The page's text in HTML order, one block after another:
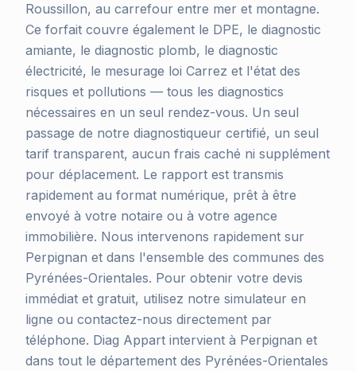
Roussillon, au carrefour entre mer et montagne.
Ce forfait couvre également le DPE, le diagnostic
amiante, le diagnostic plomb, le diagnostic
électricité, le mesurage loi Carrez et l'état des
risques et pollutions — tous les diagnostics
nécessaires en un seul rendez-vous. Un seul
passage de notre diagnostiqueur certifié, un seul
tarif transparent, aucun frais caché ni supplément
pour déplacement. Le rapport est transmis
rapidement au format numérique, prêt à être
envoyé à votre notaire ou à votre agence
immobilière. Nous intervenons rapidement sur
Perpignan et dans l'ensemble des communes des
Pyrénées-Orientales. Pour obtenir votre devis
immédiat et gratuit, utilisez notre simulateur en
ligne ou contactez-nous directement par
téléphone. Diag Appart intervient à Perpignan et
dans tout le département des Pyrénées-Orientales